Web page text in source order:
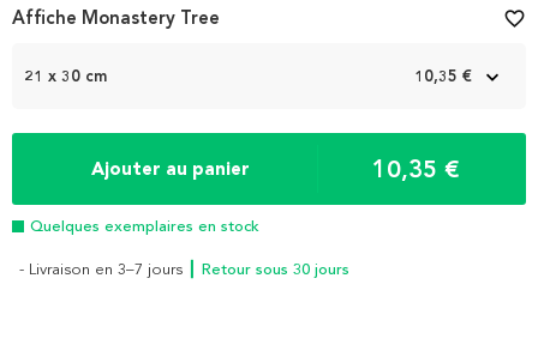
1
21 x 30 cm 10,35 €
Ajouter au panier 10,35 €
Quelques exemplaires en stock
- Livraison en 3–7 jours ┃ Retour sous 30 jours
Affiche Monastery Tree favorite_border